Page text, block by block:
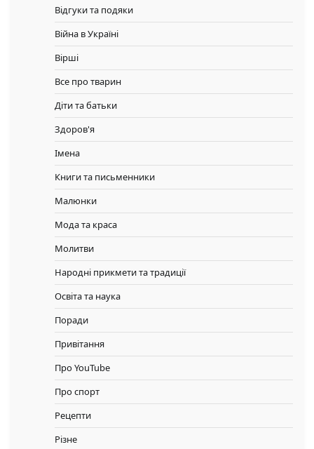
Відгуки та подяки
Війна в Україні
Вірші
Все про тварин
Діти та батьки
Здоров'я
Імена
Книги та письменники
Малюнки
Мода та краса
Молитви
Народні прикмети та традиції
Освіта та наука
Поради
Привітання
Про YouTube
Про спорт
Рецепти
Різне